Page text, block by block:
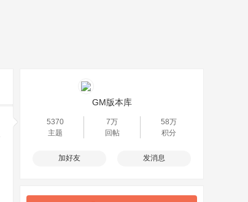
GM版本库
5370
主题
7万
回帖
58万
积分
加好友 发消息